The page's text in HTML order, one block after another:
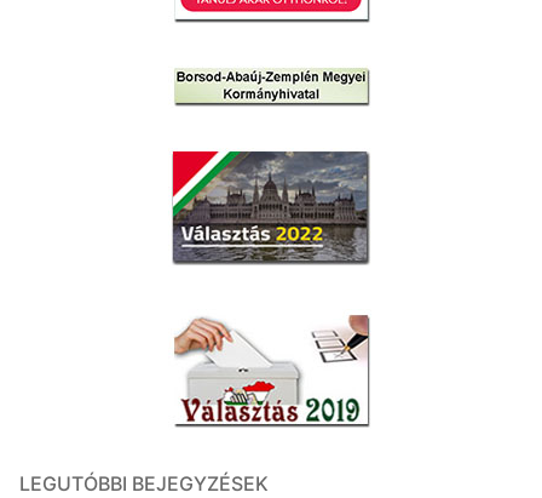
LEGUTÓBBI BEJEGYZÉSEK